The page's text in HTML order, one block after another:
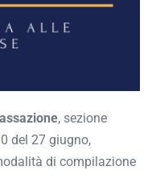
, sezione
del 27 giugno,
di compilazione